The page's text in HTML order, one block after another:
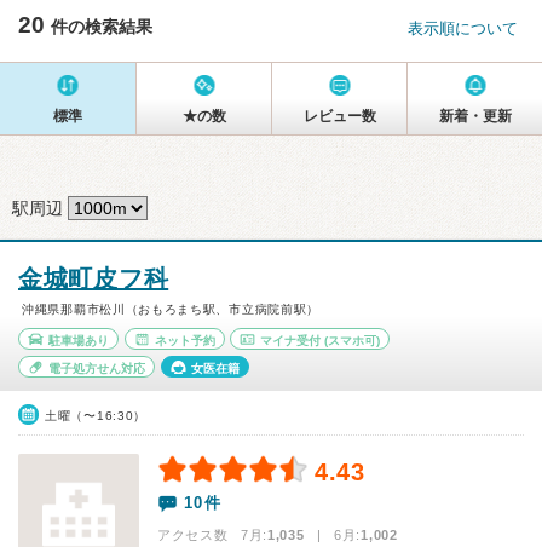
20 件の検索結果 表示順について
標準 ★の数 レビュー数 新着・更新
駅周辺
金城町皮フ科
沖縄県那覇市松川（おもろまち駅、市立病院前駅）
駐車場あり ネット予約 マイナ受付 (スマホ可)
電子処方せん対応 女医在籍
土曜（〜16:30）
4.43
10件
アクセス数 7月:1,035 | 6月:1,002